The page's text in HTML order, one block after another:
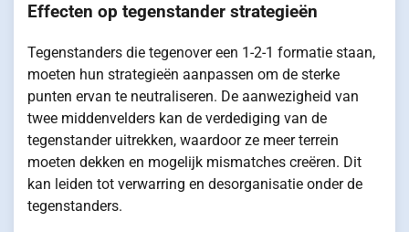
Effecten op tegenstander strategieën
Tegenstanders die tegenover een 1-2-1 formatie staan,
moeten hun strategieën aanpassen om de sterke
punten ervan te neutraliseren. De aanwezigheid van
twee middenvelders kan de verdediging van de
tegenstander uitrekken, waardoor ze meer terrein
moeten dekken en mogelijk mismatches creëren. Dit
kan leiden tot verwarring en desorganisatie onder de
tegenstanders.